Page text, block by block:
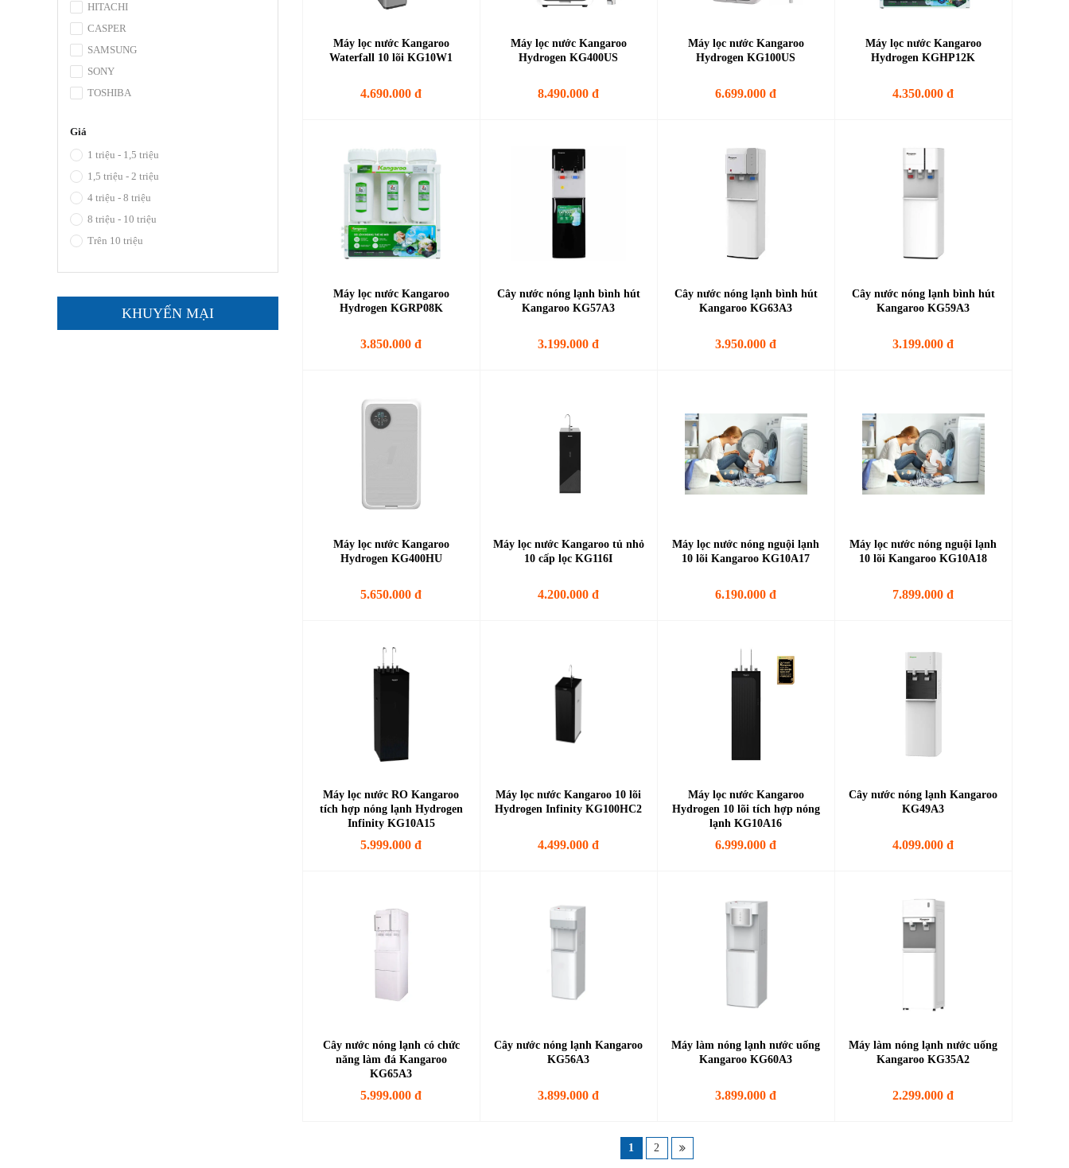
Máy lọc nước Kangaroo
Waterfall 10 lõi KG10W1
4.690.000 đ
Máy lọc nước Kangaroo
Hydrogen KG400US
8.490.000 đ
Máy lọc nước Kangaroo
Hydrogen KG100US
6.699.000 đ
Máy lọc nước Kangaroo
Hydrogen KGHP12K
4.350.000 đ
Máy lọc nước Kangaroo
Hydrogen KGRP08K
3.850.000 đ
Cây nước nóng lạnh bình hút
Kangaroo KG57A3
3.199.000 đ
Cây nước nóng lạnh bình hút
Kangaroo KG63A3
3.950.000 đ
Cây nước nóng lạnh bình hút
Kangaroo KG59A3
3.199.000 đ
Máy lọc nước Kangaroo
Hydrogen KG400HU
5.650.000 đ
Máy lọc nước Kangaroo tủ nhỏ
10 cấp lọc KG116I
4.200.000 đ
Máy lọc nước nóng nguội lạnh
10 lõi Kangaroo KG10A17
6.190.000 đ
Máy lọc nước nóng nguội lạnh
10 lõi Kangaroo KG10A18
7.899.000 đ
Máy lọc nước RO Kangaroo
tích hợp nóng lạnh Hydrogen
Infinity KG10A15
5.999.000 đ
Máy lọc nước Kangaroo 10 lõi
Hydrogen Infinity KG100HC2
4.499.000 đ
Máy lọc nước Kangaroo
Hydrogen 10 lõi tích hợp nóng
lạnh KG10A16
6.999.000 đ
Cây nước nóng lạnh Kangaroo
KG49A3
4.099.000 đ
Cây nước nóng lạnh có chức
năng làm đá Kangaroo
KG65A3
5.999.000 đ
Cây nước nóng lạnh Kangaroo
KG56A3
3.899.000 đ
Máy làm nóng lạnh nước uống
Kangaroo KG60A3
3.899.000 đ
Máy làm nóng lạnh nước uống
Kangaroo KG35A2
2.299.000 đ
1 2
HITACHI
CASPER
SAMSUNG
SONY
TOSHIBA
Giá
1 triệu - 1,5 triệu
1,5 triệu - 2 triệu
4 triệu - 8 triệu
8 triệu - 10 triệu
Trên 10 triệu
KHUYẾN MẠI